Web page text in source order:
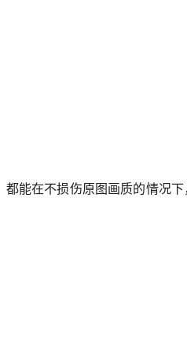
能在不损伤原图画质的情况下